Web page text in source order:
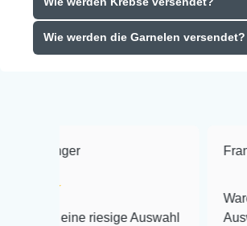
Wie werden die Garnelen versendet?
Auswahl
Frank Hackmayer
Warenanlieferung
Auswahl plus